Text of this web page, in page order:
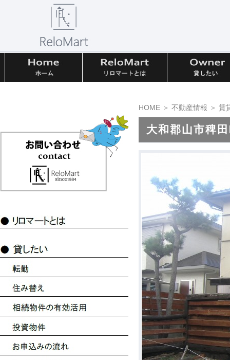
HOME ＞ 不動産情報 ＞ 賃
大和郡山市稗